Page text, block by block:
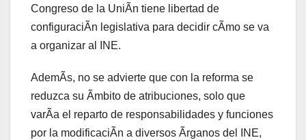
Congreso de la UniÃn tiene libertad de
configuraciÃn legislativa para decidir cÃmo se va
a organizar al INE.
AdemÃs, no se advierte que con la reforma se
reduzca su Ãmbito de atribuciones, solo que
varÃa el reparto de responsabilidades y funciones
por la modificaciÃn a diversos Ãrganos del INE,